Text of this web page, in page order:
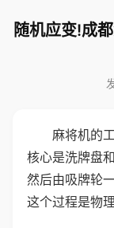
随机应变!成
麻将机的
核心是洗牌盘
然后由吸牌轮
这个过程是物